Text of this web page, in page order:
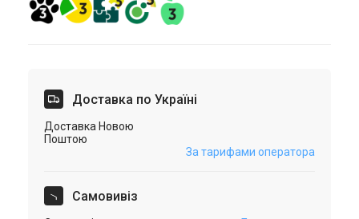
Доставка по Україні
Доставка Новою
Поштою
За тарифами оператора
Самовивіз